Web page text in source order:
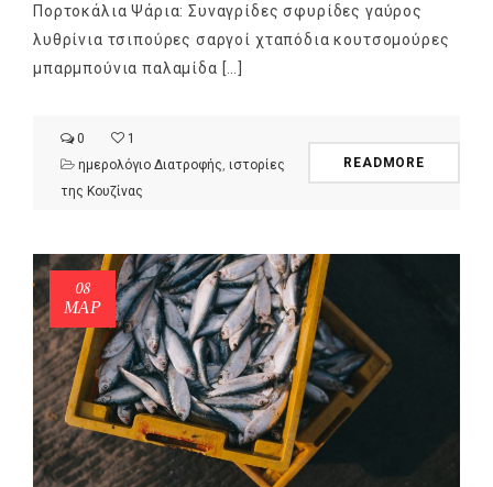
Πορτοκάλια Ψάρια: Συναγρίδες σφυρίδες γαύρος
λυθρίνια τσιπούρες σαργοί χταπόδια κουτσομούρες
μπαρμπούνια παλαμίδα […]
0
1
ημερολόγιο Διατροφής, ιστορίες
της Κουζίνας
READMORE
08
ΜΑΡ